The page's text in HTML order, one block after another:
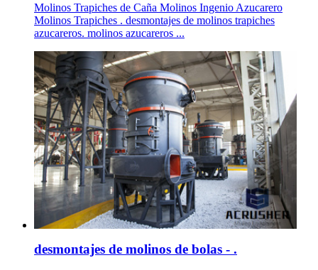
Molinos Trapiches de Caña Molinos Ingenio Azucarero
Molinos Trapiches . desmontajes de molinos trapiches
azucareros. molinos azucareros ...
desmontajes de molinos de bolas - .